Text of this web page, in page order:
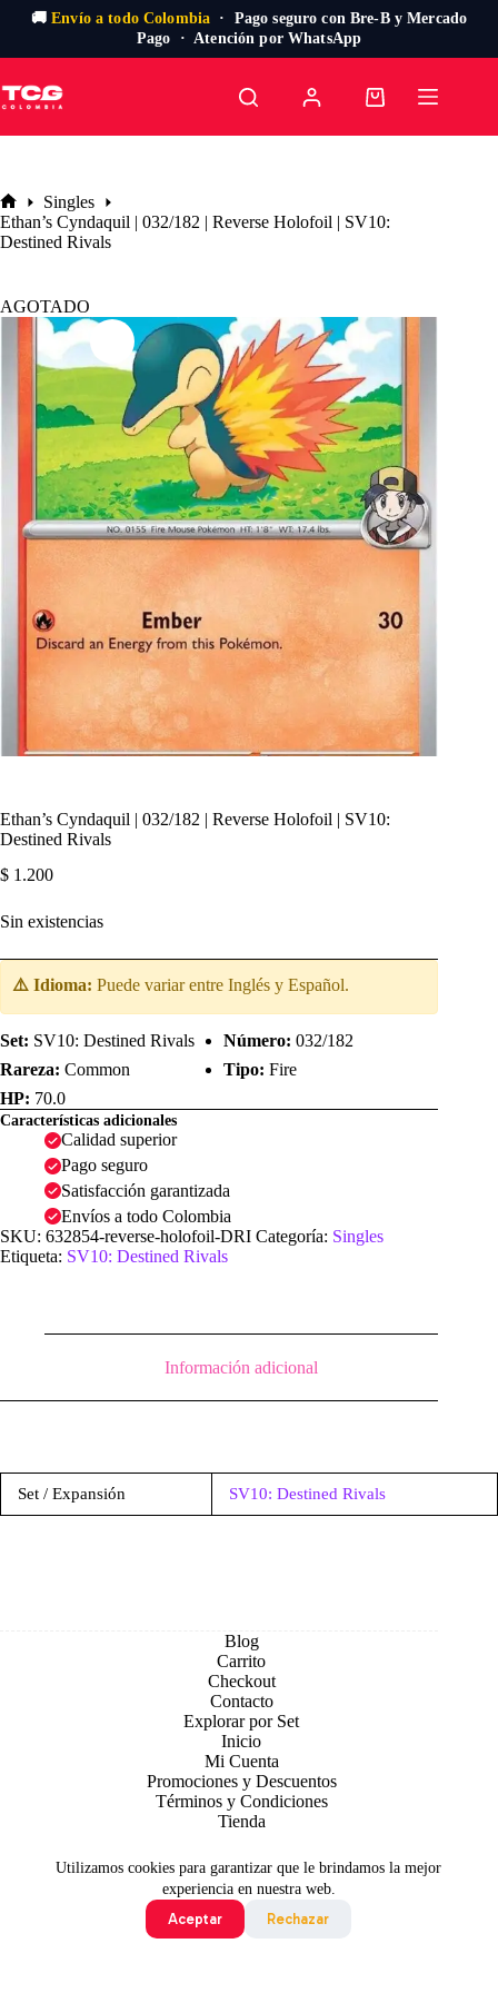
🚚Envío a todo Colombia · Pago seguro con Bre-B y Mercado
Pago · Atención por WhatsApp
al
contenido
Utilizamos cookies para garantizar que le brindamos la mejor
experiencia en nuestra web.
Aceptar
Rechazar
Carro
Inicio
Singles
Ethan’s Cyndaquil | 032/182 | Reverse Holofoil | SV10:
Destined Rivals
AGOTADO
Ethan’s Cyndaquil | 032/182 | Reverse Holofoil | SV10:
Destined Rivals
$ 1.200
Sin existencias
⚠️ Idioma: Puede variar entre Inglés y Español.
Set: SV10: Destined Rivals Número: 032/182
Rareza: Common Tipo: Fire
HP: 70.0
Características adicionales
Calidad superior
Pago seguro
Satisfacción garantizada
Envíos a todo Colombia
SKU: 632854-reverse-holofoil-DRI Categoría: Singles
Etiqueta: SV10: Destined Rivals
Información adicional
Set / Expansión SV10: Destined Rivals
Blog
Carrito
Checkout
Contacto
Explorar por Set
Inicio
Mi Cuenta
Promociones y Descuentos
Términos y Condiciones
Tienda
Todo contenido original es sujeto de Copyright © 2026 TCG